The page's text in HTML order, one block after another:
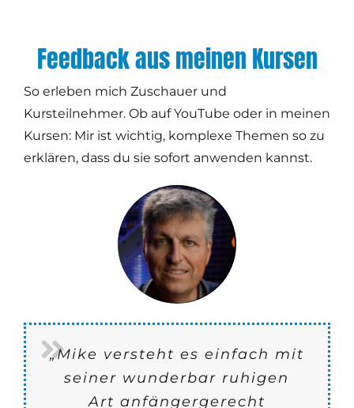
Feedback aus meinen Kursen
So erleben mich Zuschauer und
Kursteilnehmer. Ob auf YouTube oder in meinen
Kursen: Mir ist wichtig, komplexe Themen so zu
erklären, dass du sie sofort anwenden kannst.
„Mike versteht es einfach mit
seiner wunderbar ruhigen
Art anfängergerecht
„Der Kurs ist echt genial! Die
Inhalte sind klar strukturiert
und werden anschaulich
„Nach den ganzen
interessanten und
lehrreichen Videos auf Mikes
„Mike J. Müllers Colorgrading
Masterclass ist aus meiner
Sicht sehr inspirierend und
„Auf Mike bin ich zum ersten
Mal durch sein Youtube
Tutorial zum Thema Color
„Der Color-Grading
Grundlagenkurs von Mike
Müller ist wirklich spitze. Ich